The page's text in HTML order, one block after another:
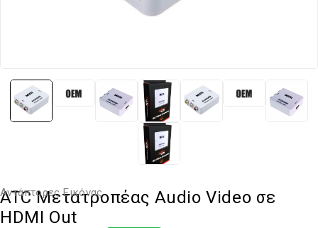
Αντάπτορες Εικόνας
ATC Μετατροπέας Audio Video σε
HDMI Out